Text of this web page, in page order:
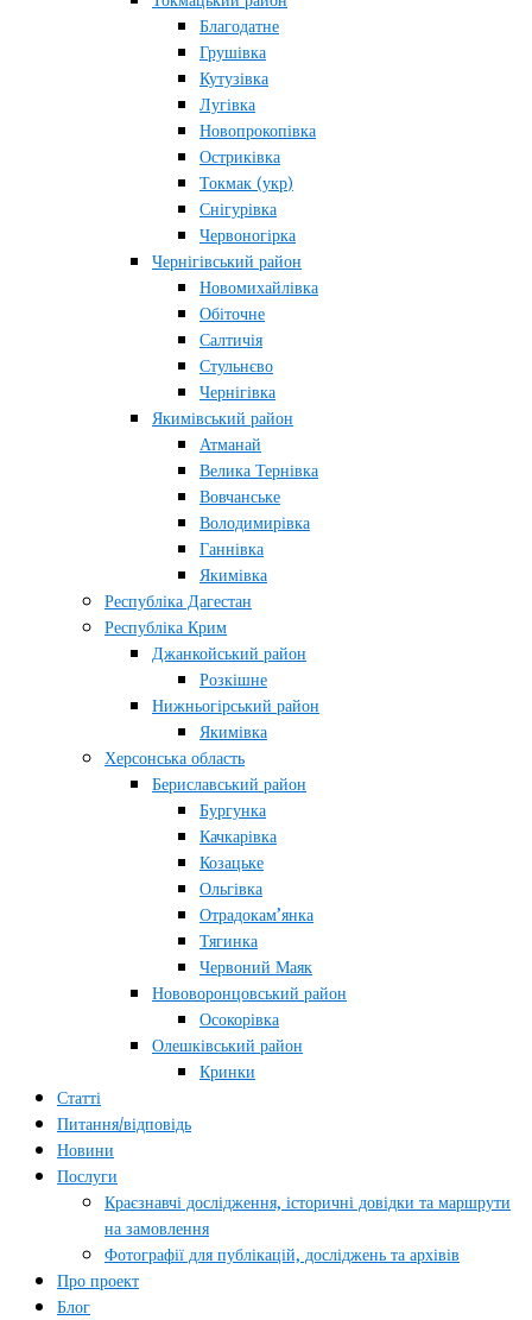
Благодатне
Грушівка
Кутузівка
Лугівка
Новопрокопівка
Остриківка
Токмак (укр)
Снігурівка
Червоногірка
Чернігівський район
Новомихайлівка
Обіточне
Салтичія
Стульнєво
Чернігівка
Якимівський район
Атманай
Велика Тернівка
Вовчанське
Володимирівка
Ганнівка
Якимівка
Республіка Дагестан
Республіка Крим
Джанкойський район
Розкішне
Нижньогірський район
Якимівка
Херсонська область
Бериславський район
Бургунка
Качкарівка
Козацьке
Ольгівка
Отрадокам’янка
Тягинка
Червоний Маяк
Нововоронцовський район
Осокорівка
Олешківський район
Кринки
Статті
Питання/відповідь
Новини
Послуги
Краєзнавчі дослідження, історичні довідки та маршрути
на замовлення
Фотографії для публікацій, досліджень та архівів
Про проект
Блог